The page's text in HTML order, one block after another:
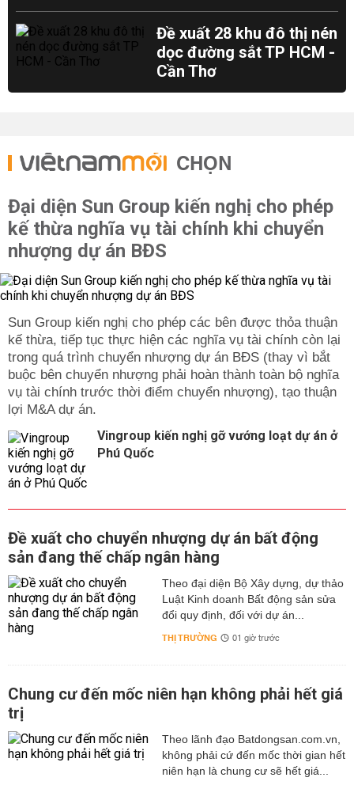
Đề xuất 28 khu đô thị nén
dọc đường sắt TP HCM -
Cần Thơ
CHỌN
Đại diện Sun Group kiến nghị cho phép
kế thừa nghĩa vụ tài chính khi chuyển
nhượng dự án BĐS
Sun Group kiến nghị cho phép các bên được thỏa thuận
kế thừa, tiếp tục thực hiện các nghĩa vụ tài chính còn lại
trong quá trình chuyển nhượng dự án BĐS (thay vì bắt
buộc bên chuyển nhượng phải hoàn thành toàn bộ nghĩa
vụ tài chính trước thời điểm chuyển nhượng), tạo thuận
lợi M&A dự án.
Vingroup kiến nghị gỡ vướng loạt dự án ở
Phú Quốc
Đề xuất cho chuyển nhượng dự án bất động
sản đang thế chấp ngân hàng
Theo đại diện Bộ Xây dựng, dự thảo
Luật Kinh doanh Bất động sản sửa
đổi quy định, đối với dự án...
THỊ TRƯỜNG 01 giờ trước
Chung cư đến mốc niên hạn không phải hết giá
trị
Theo lãnh đạo Batdongsan.com.vn,
không phải cứ đến mốc thời gian hết
niên hạn là chung cư sẽ hết giá...